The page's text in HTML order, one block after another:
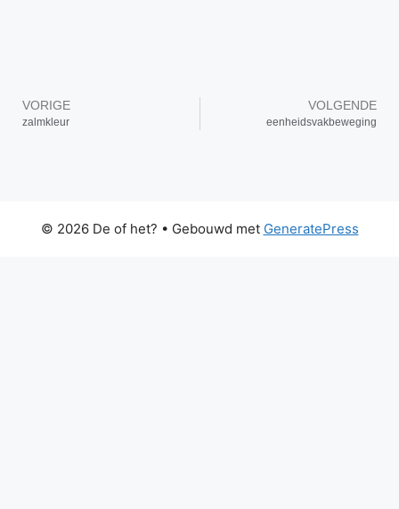
VORIGE
zalmkleur
VOLGENDE
eenheidsvakbeweging
© 2026 De of het? • Gebouwd met GeneratePress